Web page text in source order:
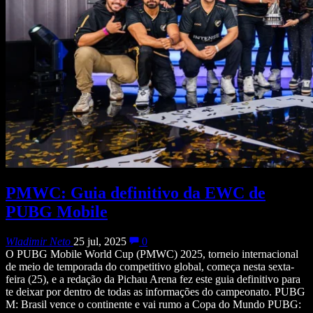
PMWC: Guia definitivo da EWC de
PUBG Mobile
Wladimir Neto 25 jul, 2025
0
O PUBG Mobile World Cup (PMWC) 2025, torneio internacional
de meio de temporada do competitivo global, começa nesta sexta-
feira (25), e a redação da Pichau Arena fez este guia definitivo para
te deixar por dentro de todas as informações do campeonato. PUBG
M: Brasil vence o continente e vai rumo a Copa do Mundo PUBG: